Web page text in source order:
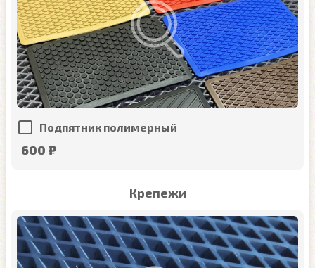
Подпятник полимерный
600 ₽
Крепежи